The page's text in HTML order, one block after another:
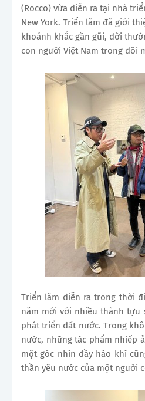
(Rocco) vừa diễn ra tại nhà
New York. Triển lãm đã giới
khoảnh khắc gần gũi, đời
con người Việt Nam trong đôi
Triển lãm diễn ra trong thời
năm mới với nhiều thành tựu
phát triển đất nước. Trong
nước, những tác phẩm nhiếp
một góc nhìn đầy hào khí
thần yêu nước của một người